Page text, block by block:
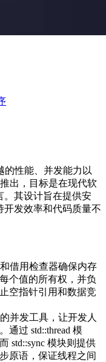
的性能、并发能力以
出，目标是在现代软
。其设计旨在提供安
发效率和代码质量不
借用检查器确保内存
个值的所有权，并负
空指针引用和数据竞
并发工具，让开发人
通过 std::thread 模
std::sync 模块则提供
原语，保证线程之间